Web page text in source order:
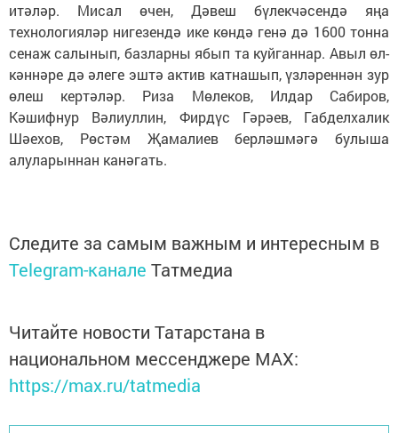
итәләр. Мисал өчен, Дәвеш бүлекчәсендә яңа
технологияләр нигезендә ике көндә генә дә 1600 тонна
сенаж салынып, базларны ябып та куйганнар. Авыл өл­
кән­нәре дә әлеге эштә актив катнашып, үз­лә­реннән зур
өлеш кер­тәләр. Риза Мө­леков, Илдар Сабиров,
Кәшифнур Вәлиуллин, Фирдүс Гәрәев, Габделхалик
Шәехов, Рөстәм Җамалиев бер­ләшмәгә булыша
алуларыннан канәгать.
Следите за самым важным и интересным в
Telegram-канале Татмедиа
Читайте новости Татарстана в
национальном мессенджере MАХ:
https://max.ru/tatmedia